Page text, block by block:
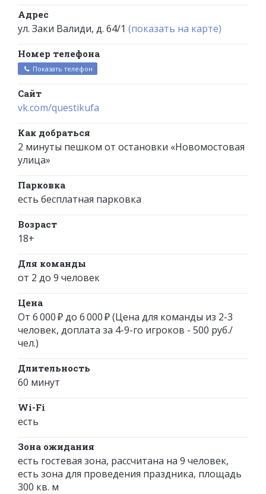
Адрес
ул. Заки Валиди, д. 64/1 (показать на карте)
Номер телефона
Показать телефон
Сайт
vk.com/questikufa
Как добраться
2 минуты пешком от остановки «Новомостовая
улица»
Парковка
есть бесплатная парковка
Возраст
18+
Для команды
от 2 до 9 человек
Цена
От 6 000 ₽ до 6 000 ₽ (Цена для команды из 2-3
человек, доплата за 4-9-го игроков - 500 руб./
чел.)
Длительность
60 минут
Wi-Fi
есть
Зона ожидания
есть гостевая зона, рассчитана на 9 человек,
есть зона для проведения праздника, площадь
300 кв. м